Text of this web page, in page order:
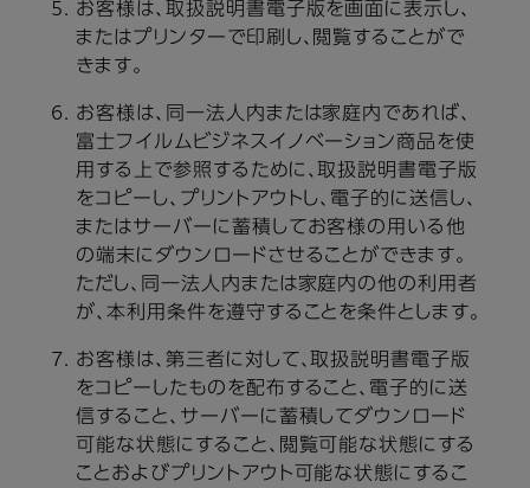
お客様は、取扱説明書電子版を画面に表示し、
またはプリンターで印刷し、閲覧することがで
きます。
お客様は、同一法人内または家庭内であれば、
富士フイルムビジネスイノベーション商品を使
用する上で参照するために、取扱説明書電子版
をコピーし、プリントアウトし、電子的に送信し、
またはサーバーに蓄積してお客様の用いる他
の端末にダウンロードさせることができます。
ただし、同一法人内または家庭内の他の利用者
が、本利用条件を遵守することを条件とします。
お客様は、第三者に対して、取扱説明書電子版
をコピーしたものを配布すること、電子的に送
信すること、サーバーに蓄積してダウンロード
可能な状態にすること、閲覧可能な状態にする
ことおよびプリントアウト可能な状態にするこ